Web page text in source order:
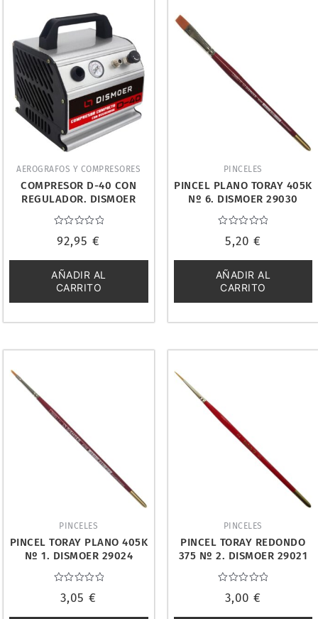
AEROGRAFOS Y COMPRESORES
COMPRESOR D-40 CON
REGULADOR. DISMOER
26044
con
de
5
92,95€
AÑADIR AL
CARRITO
PINCELES
PINCEL PLANO TORAY 405K
Nº 6. DISMOER 29030
con
de
5
5,20 €
AÑADIR AL
CARRITO
PINCELES
PINCEL TORAY PLANO 405K
Nº 1. DISMOER 29024
con
3,05€
PINCELES
PINCEL TORAY REDONDO
375 Nº 2. DISMOER 29021
con
3,00 €